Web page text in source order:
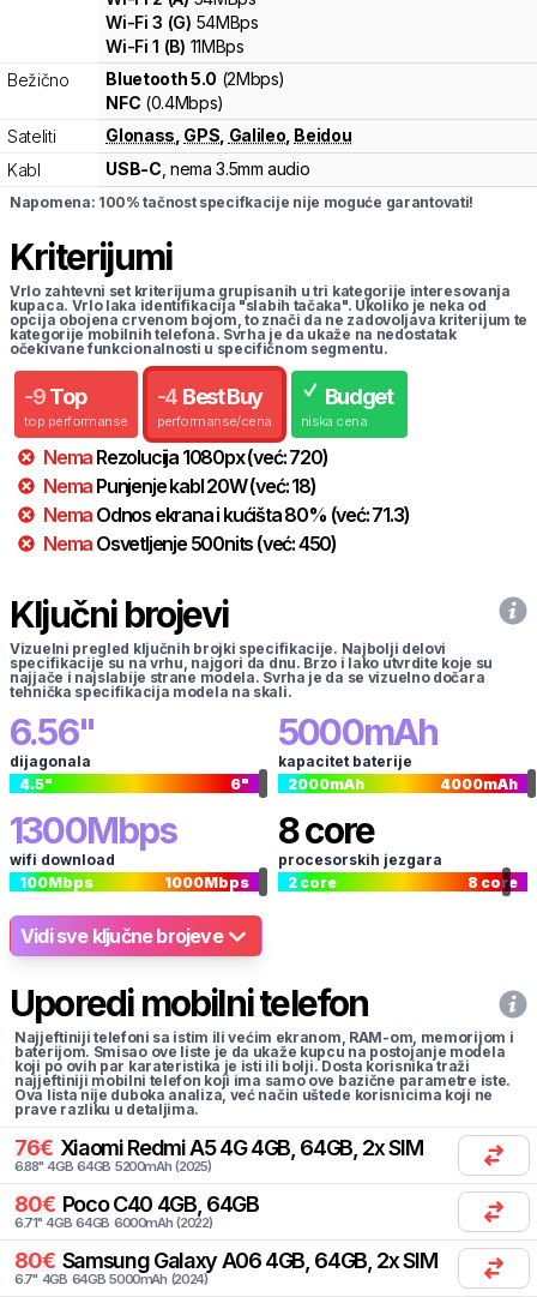
Wi-Fi3 (G) 54MBps
Wi-Fi1 (B) 11MBps
Bežično
Bluetooth 5.0 (2Mbps)
NFC (0.4Mbps)
Sateliti
Glonass GPS Galileo Beidou
Kabl
USB-C , nema 3.5mm audio
Napomena: 100% tačnost specifkacije nije moguće garantovati!
Kriterijumi
Vrlo zahtevni set kriterijuma grupisanih u tri kategorije interesovanja
kupaca. Vrlo laka identifikacija "slabih tačaka". Ukoliko je neka od
opcija obojena crvenom bojom, to znači da ne zadovoljava kriterijum te
kategorije mobilnih telefona. Svrha je da ukaže na nedostatak
očekivane funkcionalnosti u specifičnom segmentu.
-9 Top
top performanse
-4 Best Buy
performanse/cena
Budget
niska cena
Nema Rezolucija 1080px(već:720)
Nema Punjenje kabl20W(već:18)
Nema Odnos ekrana i kućišta80% (već:71.3)
Nema Osvetljenje 500nits (već:450)
Ključni brojevi
Vizuelni pregled ključnih brojki specifikacije. Najbolji delovi
specifikacije su na vrhu, najgori da dnu. Brzo i lako utvrdite koje su
najjače i najslabije strane modela. Svrha je da se vizuelno dočara
tehnička specifikacija modela na skali.
6.56"
dijagonala
4.5" 6"
5000mAh
kapacitet baterije
2000mAh 4000mAh
1300Mbps
wifi download
100Mbps 1000Mbps
8core
procesorskih jezgara
2 core 8 core
Vidi sve ključne brojeve
Uporedi mobilni telefon
Najjeftiniji telefoni sa istim ili većim ekranom, RAM-om, memorijom i
baterijom. Smisao ove liste je da ukaže kupcu na postojanje modela
koji po ovih par karateristika je isti ili bolji. Dosta korisnika traži
najjeftiniji mobilni telefon koji ima samo ove bazične parametre iste.
Ova lista nije duboka analiza, već način uštede korisnicima koji ne
prave razliku u detaljima.
76€ Xiaomi Redmi A5 4G 4GB, 64GB, 2x SIM
6.88" 4GB 64GB 5200mAh (2025)
80€ Poco C40 4GB, 64GB
6.71" 4GB 64GB 6000mAh (2022)
80€ Samsung Galaxy A06 4GB, 64GB, 2x SIM
6.7" 4GB 64GB 5000mAh (2024)